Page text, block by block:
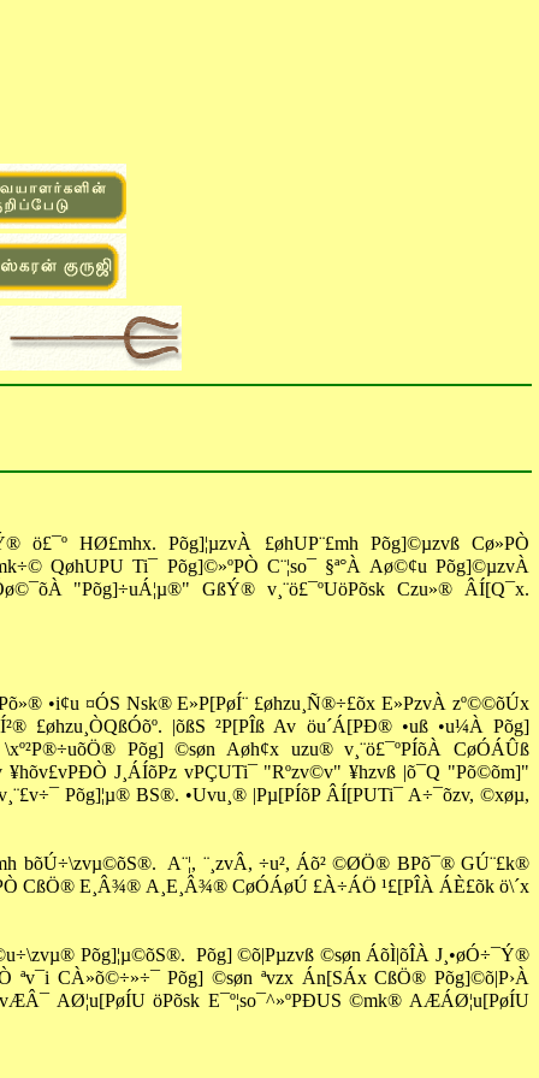
ö£¯º HØ£mhx. Põg]¦µzvÀ £øhUP¨£mh Põg]©µzvß Cø»PÒ
QøhUPU Ti¯ Põg]©»ºPÒ C¨¦so¯ §ª°À Aø©¢u Põg]©µzvÀ
"Põg]÷uÁ¦µ®" GßÝ® v¸¨ö£¯ºUöPõsk Czu»® ÂÍ[Q¯x.
•i¢u ¤ÓS Nsk® E»P[PøÍ¨ £øhzu¸Ñ®÷£õx E»PzvÀ zº©©õÚx
£øhzu¸ÒQßÓõº. |õßS²P[PÎß Av öu´Á[PÐ® •uß •u¼À Põg]
Põg] ©søn Aøh¢x uzu® v¸¨ö£¯ºPÍõÀ CøÓÁÛß
J¸ÁÍõPz vPÇUTi¯ "Rºzv©v" ¥hzvß |õ¯Q "Põ©õm]"
Põg]¦µ® BS®. •Uvu¸® |Pµ[PÍõP ÂÍ[PUTi¯ A÷¯õzv, ©xøµ,
bõÚ÷\zvµ©õS®.
A¨¦, ¨¸zvÂ, ÷u², Áõ² ©ØÖ® BPõ¯® GÚ¨£k®
CßÖ® E¸Â¾® A¸E¸Â¾® CøÓÁøÚ £À÷ÁÖ ¹£[PÎÀ ÁÈ£õk ö\´x
Põg]¦µ©õS®. Põg] ©õ|Pµzvß ©søn ÁõÌ|õÎÀ J¸•øÓ÷¯Ý®
ªv¯i CÀ»õ©÷»÷¯ Põg] ©søn ªvzx Án[SÁx CßÖ® Põg]©õ|P›À
AØ¦u[PøÍU öPõsk E¯º¦so¯^»ºPÐUS ©mk® AÆÁØ¦u[PøÍU